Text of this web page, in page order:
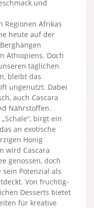
und
Regionen Afrikas
heute auf der
Äthiopiens. Doch
täglichen
bleibt das
ungenutzt. Dabei
auch Cascara
Nährstoffen.
birgt ein
an exotische
Honig
wird Cascara
genossen, doch
Potenzial als
Von fruchtig-
Desserts bietet
für kreative